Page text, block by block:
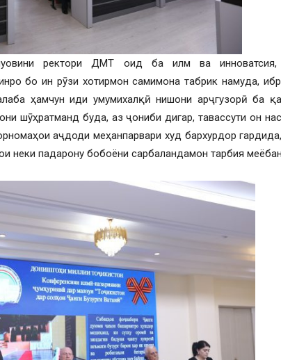
ректори ДМТ оид ба илм ва инноватсия,
бо ин рӯзи хотирмон самимона табрик намуда,
ҳамчун иди умумихалқӣ нишони арҷгузорӣ ба
шӯҳратманд буда, аз ҷониби дигар, тавассути он
аҷдоди меҳанпарвари худ бархурдор
неки падарону бобоёни сарбаландамон тарбия